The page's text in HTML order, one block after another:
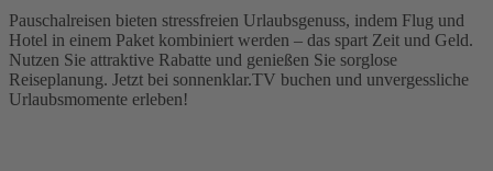
Pauschalreisen bieten stressfreien Urlaubsgenuss, indem Flug und
Hotel in einem Paket kombiniert werden – das spart Zeit und Geld.
Nutzen Sie attraktive Rabatte und genießen Sie sorglose
Reiseplanung. Jetzt bei sonnenklar.TV buchen und unvergessliche
Urlaubsmomente erleben!